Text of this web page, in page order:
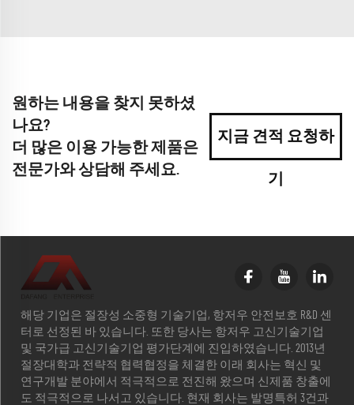
원하는 내용을 찾지 못하셨
나요?
더 많은 이용 가능한 제품은
전문가와 상담해 주세요.
지금 견적 요청하
기
해당 기업은 절장성 소중형 기술기업, 항저우 안전보호 R&D 센
터로 선정된 바 있습니다. 또한 당사는 항저우 고신기술기업
및 국가급 고신기술기업 평가단계에 진입하였습니다. 2013년
절장대학과 전략적 협력협정을 체결한 이래 회사는 혁신 및
연구개발 분야에서 적극적으로 전진해 왔으며 신제품 창출에
도 적극적으로 나서고 있습니다. 현재 회사는 발명특허 3건과